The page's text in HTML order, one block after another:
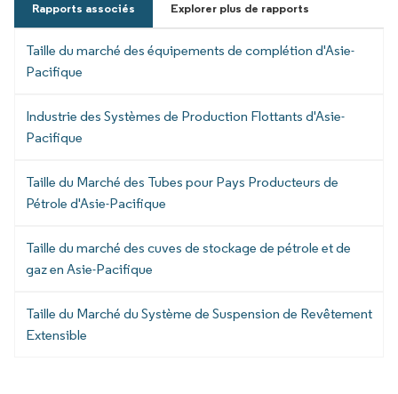
Rapports associés Explorer plus de rapports
Taille du marché des équipements de complétion d'Asie-
Pacifique
Industrie des Systèmes de Production Flottants d'Asie-
Pacifique
Taille du Marché des Tubes pour Pays Producteurs de
Pétrole d'Asie-Pacifique
Taille du marché des cuves de stockage de pétrole et de
gaz en Asie-Pacifique
Taille du Marché du Système de Suspension de Revêtement
Extensible